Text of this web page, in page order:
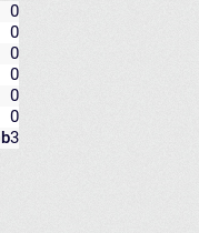
0
0
0
0
0
0
3